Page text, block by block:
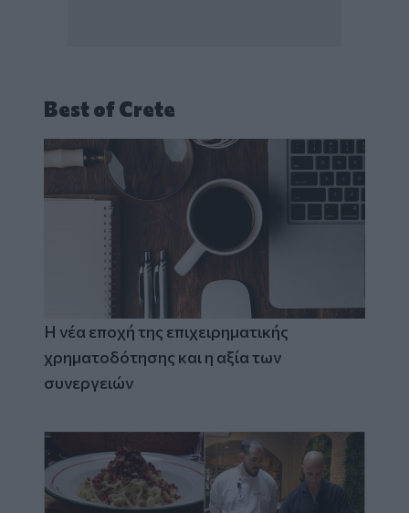
Best of Crete
Η νέα εποχή της επιχειρηματικής
χρηματοδότησης και η αξία των
συνεργειών